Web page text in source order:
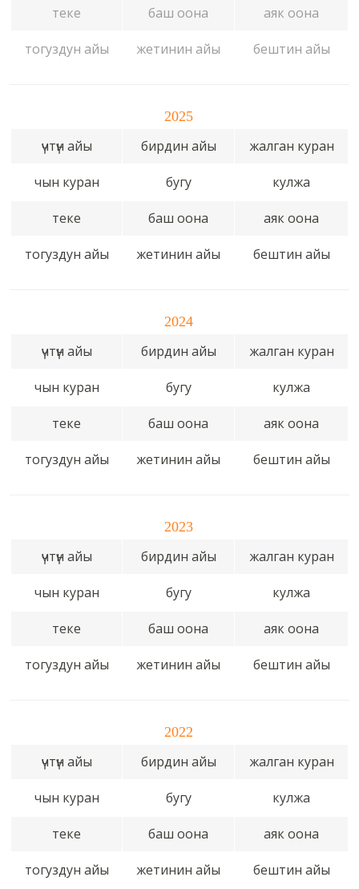
теке баш оона аяк оона
тогуздун айы жетинин айы бештин айы
2025
үчтүн айы бирдин айы жалган куран
чын куран бугу кулжа
теке баш оона аяк оона
тогуздун айы жетинин айы бештин айы
2024
үчтүн айы бирдин айы жалган куран
чын куран бугу кулжа
теке баш оона аяк оона
тогуздун айы жетинин айы бештин айы
2023
үчтүн айы бирдин айы жалган куран
чын куран бугу кулжа
теке баш оона аяк оона
тогуздун айы жетинин айы бештин айы
2022
үчтүн айы бирдин айы жалган куран
чын куран бугу кулжа
теке баш оона аяк оона
тогуздун айы жетинин айы бештин айы